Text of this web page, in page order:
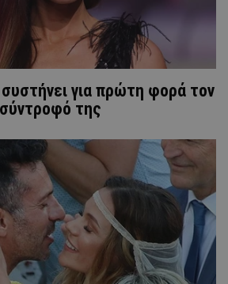
για πρώτη φορά τον
της